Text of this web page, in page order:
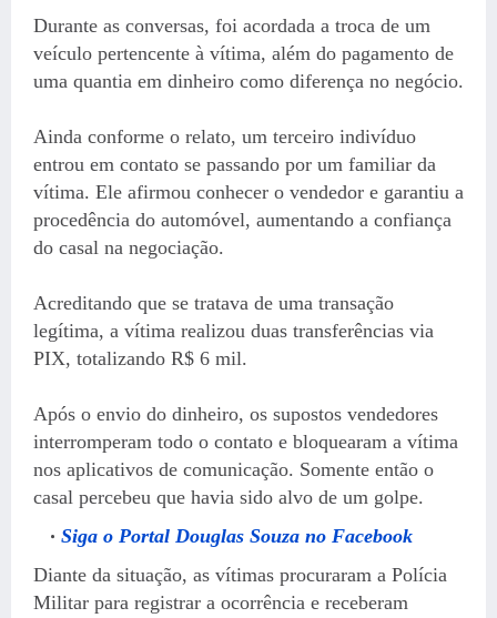
Durante as conversas, foi acordada a troca de um
veículo pertencente à vítima, além do pagamento de
uma quantia em dinheiro como diferença no negócio.
Ainda conforme o relato, um terceiro indivíduo
entrou em contato se passando por um familiar da
vítima. Ele afirmou conhecer o vendedor e garantiu a
procedência do automóvel, aumentando a confiança
do casal na negociação.
Acreditando que se tratava de uma transação
legítima, a vítima realizou duas transferências via
PIX, totalizando R$ 6 mil.
Após o envio do dinheiro, os supostos vendedores
interromperam todo o contato e bloquearam a vítima
nos aplicativos de comunicação. Somente então o
casal percebeu que havia sido alvo de um golpe.
Siga o Portal Douglas Souza no Facebook
Diante da situação, as vítimas procuraram a Polícia
Militar para registrar a ocorrência e receberam